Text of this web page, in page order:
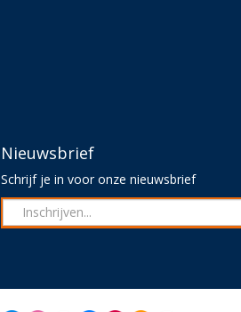
Nieuwsbrief
Schrijf je in voor onze nieuwsbrief